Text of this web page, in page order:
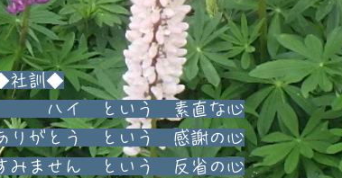
社訓◆
ハイ という 素直な心
りがとう という 感謝の心
みません という 反省の心